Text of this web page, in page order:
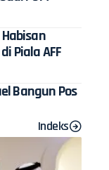
Piala AFF
Bangun Pos
Indeks